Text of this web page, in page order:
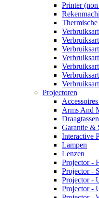
Printer
Projectoren
Arms And
Draagtassen
Garantie &
Interactive
Lampen
Lenzen
Projector -
Projector -
Projector -
Projector -